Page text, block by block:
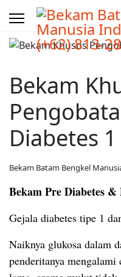
Bekam
Diabetes
Bekam Batam Bengkel
Bekam Pre Diabetes
Gejala diabetes tipe 1
Naiknya glukosa dalam
penderitanya